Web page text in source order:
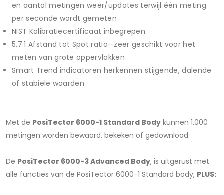
en aantal metingen weer/updates terwijl één meting
per seconde wordt gemeten
NIST Kalibratiecertificaat inbegrepen
5.7:1 Afstand tot Spot ratio—zeer geschikt voor het
meten van grote oppervlakken
Smart Trend indicatoren herkennen stijgende, dalende
of stabiele waarden
Met de PosiTector 6000-1 Standard Body kunnen 1.000
metingen worden bewaard, bekeken of gedownload.
De PosiTector 6000-3 Advanced Body, is uitgerust met
alle functies van de PosiTector 6000-1 Standard body, PLUS: